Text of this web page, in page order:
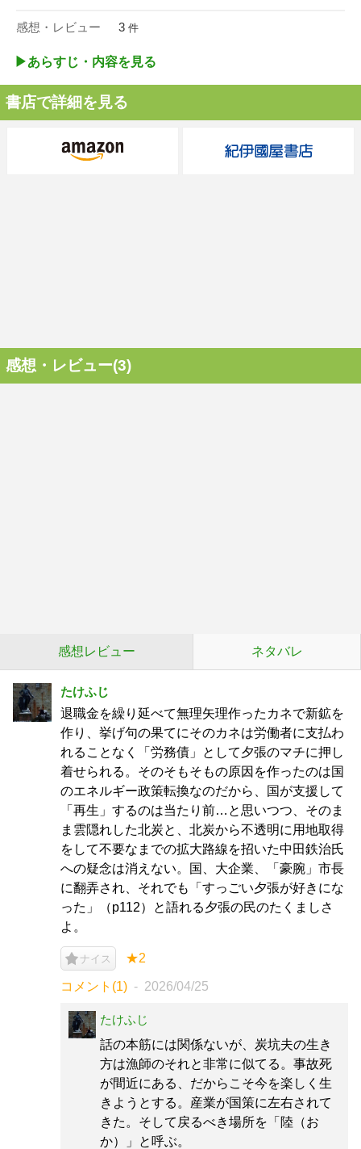
感想・レビュー 3 件
▶︎あらすじ・内容を見る
書店で詳細を見る
感想・レビュー(3)
感想レビュー ネタバレ
たけふじ
退職金を繰り延べて無理矢理作ったカネで新鉱を
作り、挙げ句の果てにそのカネは労働者に支払わ
れることなく「労務債」として夕張のマチに押し
着せられる。そのそもそもの原因を作ったのは国
のエネルギー政策転換なのだから、国が支援して
「再生」するのは当たり前…と思いつつ、そのま
ま雲隠れした北炭と、北炭から不透明に用地取得
をして不要なまでの拡大路線を招いた中田鉄治氏
への疑念は消えない。国、大企業、「豪腕」市長
に翻弄され、それでも「すっごい夕張が好きにな
った」（p112）と語れる夕張の民のたくましさ
よ。
ナイス ★2
コメント(1) 2026/04/25
たけふじ
話の本筋には関係ないが、炭坑夫の生き
方は漁師のそれと非常に似てる。事故死
が間近にある、だからこそ今を楽しく生
きようとする。産業が国策に左右されて
きた。そして戻るべき場所を「陸（お
か）」と呼ぶ。